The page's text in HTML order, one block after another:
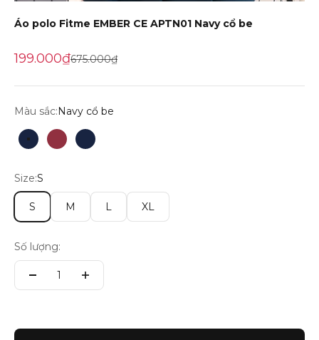
Áo polo Fitme EMBER CE APTN01 Navy cổ be
Giá khuyến mãi
199.000₫Giá gốc
675.000₫
Màu sắc:Navy cổ be
Navy cổ beĐỏ Burgendy
Navy sọc đỏ
Size:S
S M L XL
Số lượng: